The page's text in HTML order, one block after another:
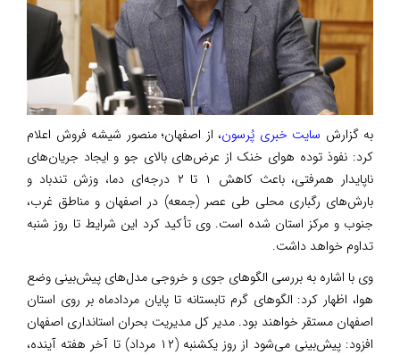
به گزارش سایت خبری پُرسون، از اصفهان؛ منصور شیشه‌ فروش اعلام
کرد: نفوذ توده هوای خنک از عرض‌های بالای جو و ایجاد جریان‌های
ناپایدار همرفتی، باعث کاهش ۱ تا ۲ درجه‌ای دما، وزش تندباد و
بارش‌های رگباری محلی طی عصر (جمعه) در اصفهان و مناطق غرب،
جنوب و مرکز استان شده است. وی تأکید کرد این شرایط تا روز شنبه
تداوم خواهد داشت.
وی با اشاره به بررسی الگوهای جوی و خروجی مدل‌های پیش‌بینی وضع
هوا، اظهار کرد: الگوهای گرم تابستانه تا پایان مردادماه بر روی استان
اصفهان مستقر خواهند بود. مدیر کل مدیریت بحران استانداری اصفهان
افزود: پیش‌بینی می‌شود از روز یکشنبه (۱۲ مرداد) تا آخر هفته آینده،